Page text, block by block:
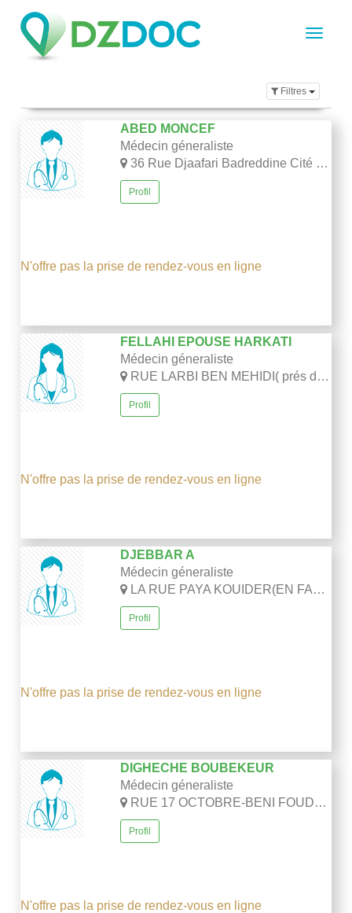
Filtres
ABED MONCEF
Médecin géneraliste
36 Rue Djaafari Badreddine Cité Laabidi- El Eulma -Sétif
Profil
N'offre pas la prise de rendez-vous en ligne
FELLAHI EPOUSE HARKATI
Médecin géneraliste
RUE LARBI BEN MEHIDI( prés de la grande poste)-Sétif
Profil
N'offre pas la prise de rendez-vous en ligne
DJEBBAR A
Médecin géneraliste
LA RUE PAYA KOUIDER(EN FACE DU COMMESARIAT CENTRAL)-SETIF
Profil
N'offre pas la prise de rendez-vous en ligne
DIGHECHE BOUBEKEUR
Médecin géneraliste
RUE 17 OCTOBRE-BENI FOUDDA-SETIF
Profil
N'offre pas la prise de rendez-vous en ligne